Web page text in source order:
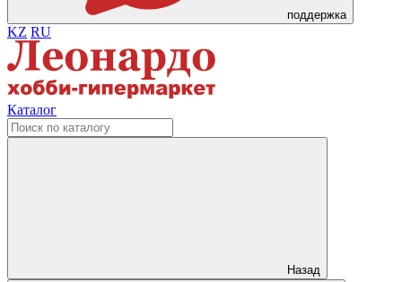
поддержка
KZ RU
Каталог
Назад